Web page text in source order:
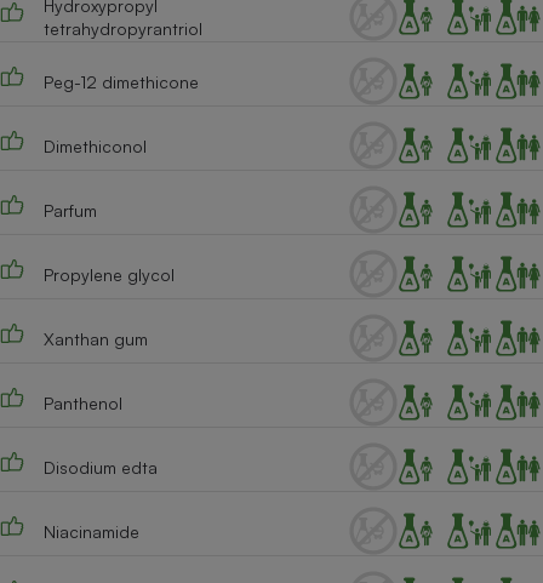
Hydroxypropyl
tetrahydropyrantriol
Peg-12 dimethicone
Dimethiconol
Parfum
Propylene glycol
Xanthan gum
Panthenol
Disodium edta
Niacinamide